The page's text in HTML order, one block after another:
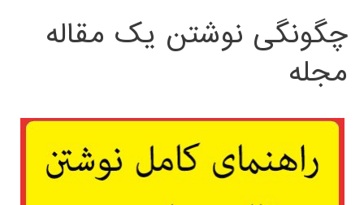
چگونگی نوشتن یک مقاله
مجله